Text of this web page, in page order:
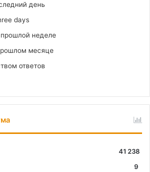
день
days
неделе
месяце
ответов
41 238
9